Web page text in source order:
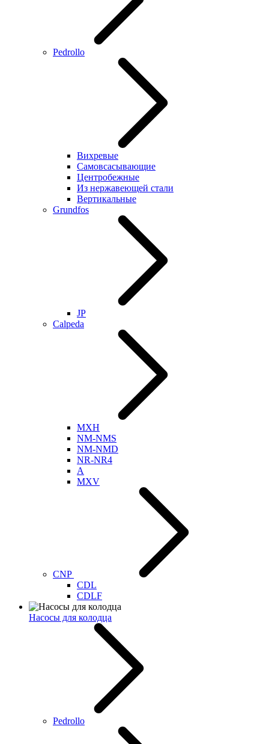
Pedrollo
Вихревые
Самовсасывающие
Центробежные
Из нержавеющей стали
Вертикальные
Grundfos
JP
Calpeda
MXH
NM-NMS
NM-NMD
NR-NR4
A
MXV
CNP
CDL
CDLF
Насосы для колодца
Pedrollo